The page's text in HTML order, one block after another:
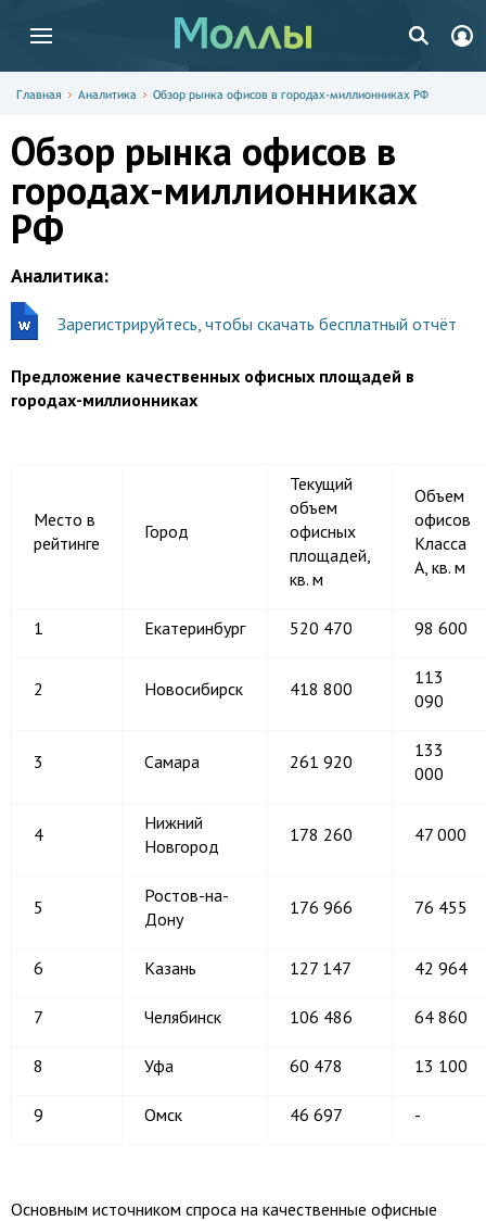
Главная Аналитика Обзор рынка офисов в городах-миллионниках РФ
Обзор рынка офисов в
городах-миллионниках
РФ
Аналитика:
Зарегистрируйтесь, чтобы скачать бесплатный отчёт
Предложение качественных офисных площадей в
городах-миллионниках
Место в
рейтинге
Город
Текущий
объем
офисных
площадей,
кв. м
Объем
офисов
Класса
А, кв. м
1 Екатеринбург 520 470 98 600
2 Новосибирск 418 800
113
090
3 Самара 261 920
133
000
4
Нижний
Новгород
178 260 47 000
5
Ростов-на-
Дону
176 966 76 455
6 Казань 127 147 42 964
7 Челябинск 106 486 64 860
8 Уфа 60 478 13 100
9 Омск 46 697 -
Основным источником спроса на качественные офисные